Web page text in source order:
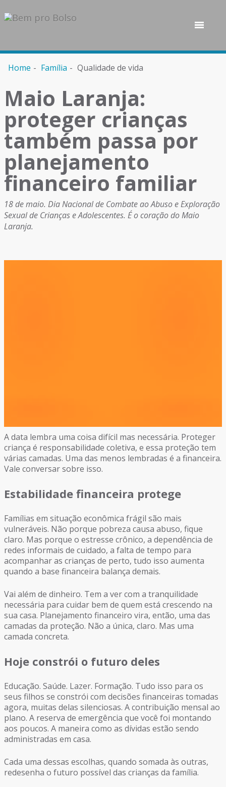
Home Família Qualidade de vida
Maio Laranja:
proteger crianças
também passa por
planejamento
financeiro familiar
18 de maio. Dia Nacional de Combate ao Abuso e Exploração
Sexual de Crianças e Adolescentes. É o coração do Maio
Laranja.
A data lembra uma coisa difícil mas necessária. Proteger
criança é responsabilidade coletiva, e essa proteção tem
várias camadas. Uma das menos lembradas é a financeira.
Vale conversar sobre isso.
Estabilidade financeira protege
Famílias em situação econômica frágil são mais
vulneráveis. Não porque pobreza causa abuso, fique
claro. Mas porque o estresse crônico, a dependência de
redes informais de cuidado, a falta de tempo para
acompanhar as crianças de perto, tudo isso aumenta
quando a base financeira balança demais.
Vai além de dinheiro. Tem a ver com a tranquilidade
necessária para cuidar bem de quem está crescendo na
sua casa. Planejamento financeiro vira, então, uma das
camadas da proteção. Não a única, claro. Mas uma
camada concreta.
Hoje constrói o futuro deles
Educação. Saúde. Lazer. Formação. Tudo isso para os
seus filhos se constrói com decisões financeiras tomadas
agora, muitas delas silenciosas. A contribuição mensal ao
plano. A reserva de emergência que você foi montando
aos poucos. A maneira como as dívidas estão sendo
administradas em casa.
Cada uma dessas escolhas, quando somada às outras,
redesenha o futuro possível das crianças da família.